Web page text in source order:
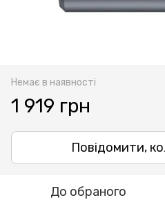
Немає в наявності
1 919 грн
Повідомити,
До обраного